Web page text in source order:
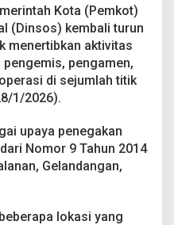
Kota (Pemkot)
(Dinsos) kembali turun
menertibkan aktivitas
pengamen,
di sejumlah titik
1/2026).
upaya penegakan
Nomor 9 Tahun 2014
Gelandangan,
lokasi yang